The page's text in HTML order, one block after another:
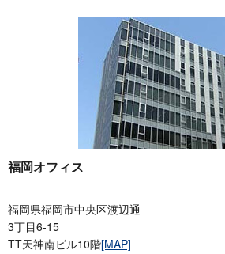
福岡オフィス
福岡県福岡市中央区渡辺通
3丁目6-15
TT天神南ビル10階[MAP]